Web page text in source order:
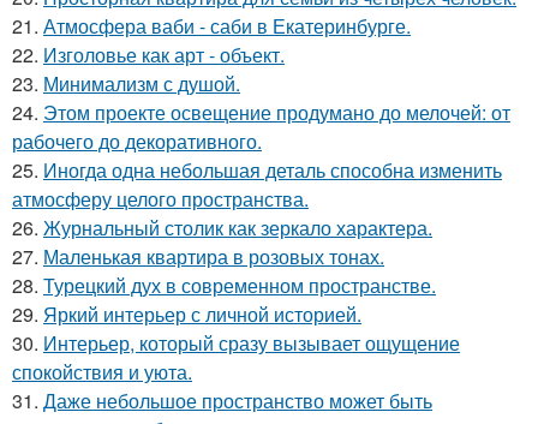
21. Атмосфера ваби - саби в Екатеринбурге.
22. Изголовье как арт - объект.
23. Минимализм с душой.
24. Этом проекте освещение продумано до мелочей: от
рабочего до декоративного.
25. Иногда одна небольшая деталь способна изменить
атмосферу целого пространства.
26. Журнальный столик как зеркало характера.
27. Маленькая квартира в розовых тонах.
28. Турецкий дух в современном пространстве.
29. Яркий интерьер с личной историей.
30. Интерьер, который сразу вызывает ощущение
спокойствия и уюта.
31. Даже небольшое пространство может быть